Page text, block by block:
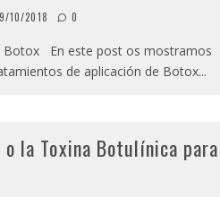
10/2018 0
Botox En este post os mostramos
de aplicación de Botox...
la Toxina Botulínica para